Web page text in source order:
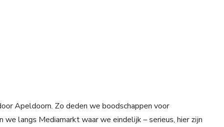
Apeldoorn. Zo deden we boodschappen voor
we langs Mediamarkt waar we eindelijk – serieus, hier zijn